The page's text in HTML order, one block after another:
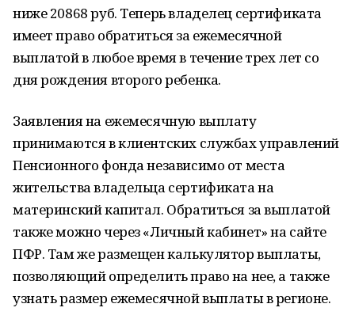
ниже 20868 руб. Теперь владелец сертификата
имеет право обратиться за ежемесячной
выплатой в любое время в течение трех лет со
дня рождения второго ребенка.
Заявления на ежемесячную выплату
принимаются в клиентских службах управлений
Пенсионного фонда независимо от места
жительства владельца сертификата на
материнский капитал. Обратиться за выплатой
также можно через «Личный кабинет» на сайте
ПФР. Там же размещен калькулятор выплаты,
позволяющий определить право на нее, а также
узнать размер ежемесячной выплаты в регионе.